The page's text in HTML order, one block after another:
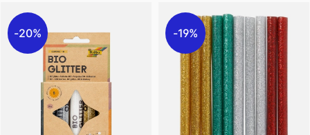
20% 19%